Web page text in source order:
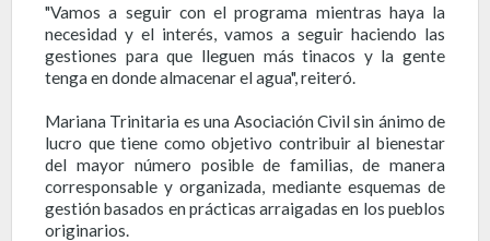
"Vamos a seguir con el programa mientras haya la
necesidad y el interés, vamos a seguir haciendo las
gestiones para que lleguen más tinacos y la gente
tenga en donde almacenar el agua", reiteró.
Mariana Trinitaria es una Asociación Civil sin ánimo de
lucro que tiene como objetivo contribuir al bienestar
del mayor número posible de familias, de manera
corresponsable y organizada, mediante esquemas de
gestión basados en prácticas arraigadas en los pueblos
originarios.